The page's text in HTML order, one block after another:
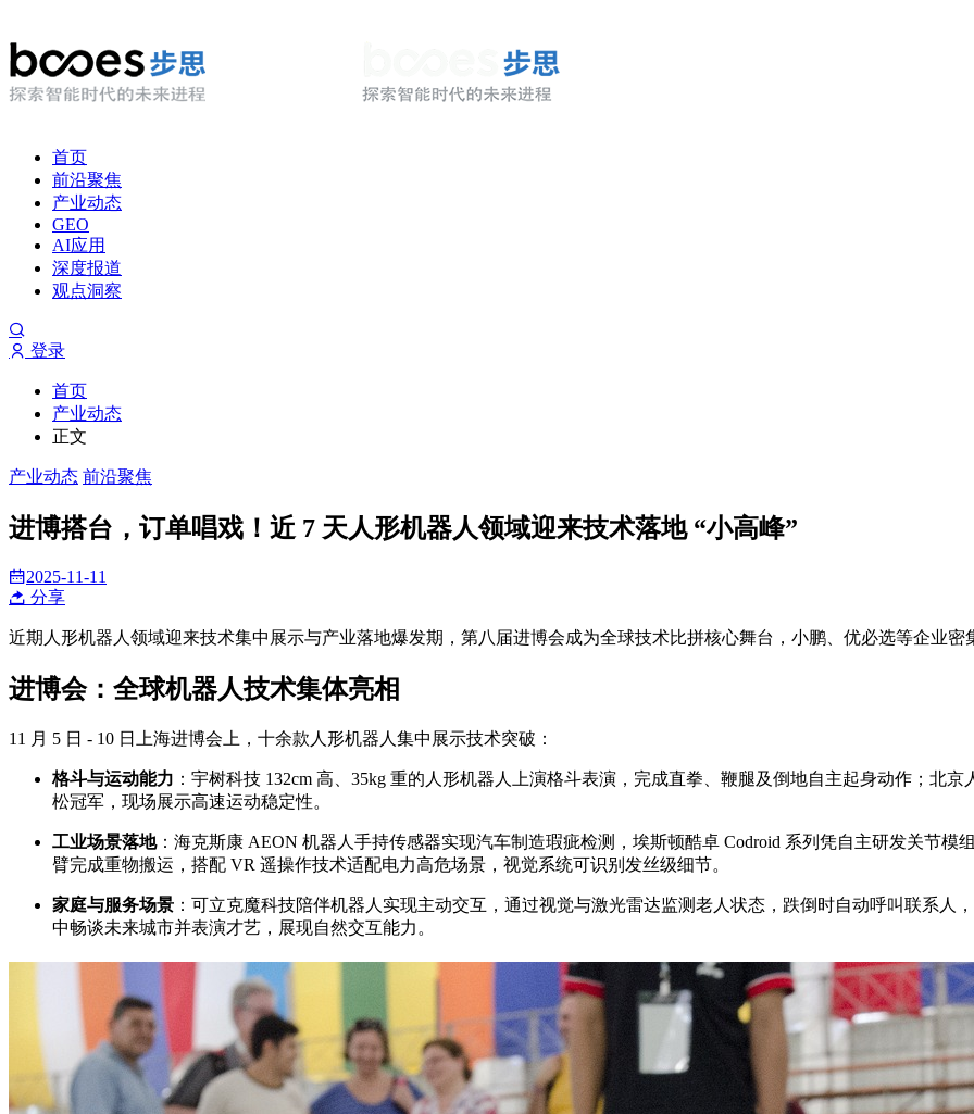
首页
前沿聚焦
产业动态
GEO
AI应用
深度报道
观点洞察
登录
首页
产业动态
正文
产业动态 前沿聚焦
进博搭台，订单唱戏！近 7 天人形机器人领域迎来技术落地 “小高峰”
2025-11-11
分享
近期人形机器人领域迎来技术集中展示与产业落地爆发期，第八届进博会成为全球技术比拼核心舞台，小鹏、优必选等企业
进博会：全球机器人技术集体亮相
11 月 5 日 - 10 日上海进博会上，十余款人形机器人集中展示技术突破：
格斗与运动能力 ：宇树科技 132cm 高、35kg 重的人形机器人上演格斗表演，完成直拳、鞭腿及倒地自主起身动作；北
松冠军，现场展示高速运动稳定性。
工业场景落地：海克斯康 AEON 机器人手持传感器实现汽车制造瑕疵检测，埃斯顿酷卓 Codroid 系列凭自主研发关节模
臂完成重物搬运，搭配 VR 遥操作技术适配电力高危场景，视觉系统可识别发丝级细节。
家庭与服务场景 ：可立克魔科技陪伴机器人实现主动交互，通过视觉与激光雷达监测老人状态，跌倒时自动呼叫联系人
中畅谈未来城市并表演才艺，展现自然交互能力。